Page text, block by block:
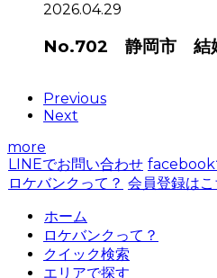
2026.04.29
No.702 静岡市 結
Previous
Next
more
LINEでお問い合わせ facebook
ロケバンクって？ 会員登録はこ
ホーム
ロケバンクって？
クイック検索
エリアで探す